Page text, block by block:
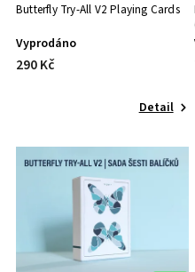
Butterfly Try-All V2 Playing Cards
Vyprodáno
290 Kč
Detail